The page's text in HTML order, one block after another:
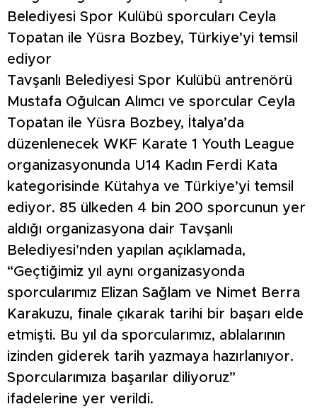
Belediyesi Spor Kulübü sporcuları Ceyla
Topatan ile Yüsra Bozbey, Türkiye’yi temsil
ediyor
Tavşanlı Belediyesi Spor Kulübü antrenörü
Mustafa Oğulcan Alımcı ve sporcular Ceyla
Topatan ile Yüsra Bozbey, İtalya’da
düzenlenecek WKF Karate 1 Youth League
organizasyonunda U14 Kadın Ferdi Kata
kategorisinde Kütahya ve Türkiye’yi temsil
ediyor. 85 ülkeden 4 bin 200 sporcunun yer
aldığı organizasyona dair Tavşanlı
Belediyesi’nden yapılan açıklamada,
“Geçtiğimiz yıl aynı organizasyonda
sporcularımız Elizan Sağlam ve Nimet Berra
Karakuzu, finale çıkarak tarihi bir başarı elde
etmişti. Bu yıl da sporcularımız, ablalarının
izinden giderek tarih yazmaya hazırlanıyor.
Sporcularımıza başarılar diliyoruz”
ifadelerine yer verildi.